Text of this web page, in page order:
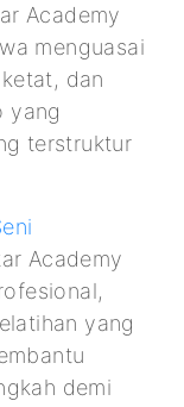
Academy
menguasai
dan
yang
terstruktur
Academy
yang
demi